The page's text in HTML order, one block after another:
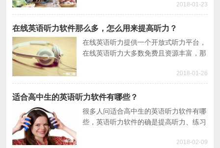
果，今天我们给大家分享几款口碑最好的
英语听力软件。
2018-01-23
在线英语听力软件那么多，怎么用来提高听力？
在线英语听力提供一个开放式听力平台，
在线英语听力大多数免费且资源丰富，那
还是无法提高听力水平，是什么问题呢？
2018-01-26
适合高中生的英语听力软件有哪些？
很多人问适合高中生的英语听力软件有哪
些，英语听力软件的确是提高听力、练习
高中生呢？本文将给你推荐几个最实用的
2018-02-09